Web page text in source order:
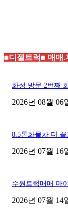
■디젤트럭■ 매매.
화성 방문 2번째
2026년 08월 06
8.5톤화물차 더
2026년 07월 16
수원트럭매매 마
2026년 07월 14